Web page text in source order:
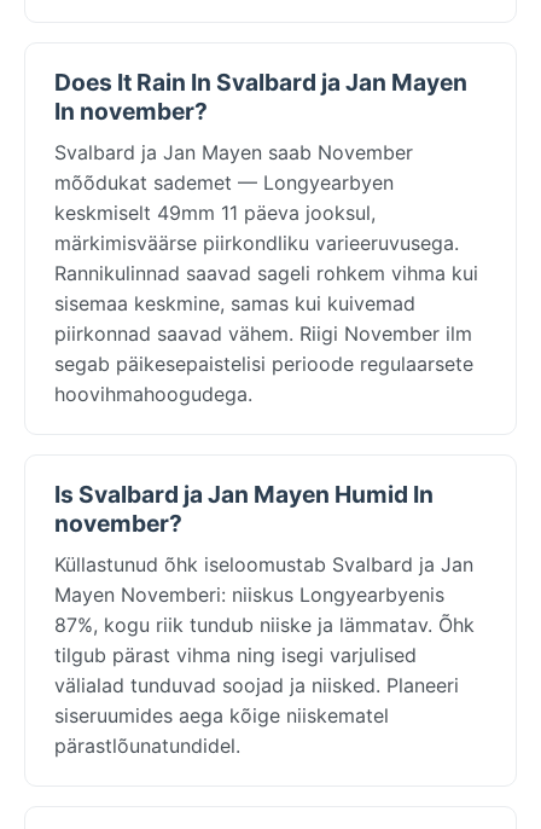
Does It Rain In Svalbard ja Jan Mayen
In november?
Svalbard ja Jan Mayen saab November
mõõdukat sademet — Longyearbyen
keskmiselt 49mm 11 päeva jooksul,
märkimisväärse piirkondliku varieeruvusega.
Rannikulinnad saavad sageli rohkem vihma kui
sisemaa keskmine, samas kui kuivemad
piirkonnad saavad vähem. Riigi November ilm
segab päikesepaistelisi perioode regulaarsete
hoovihmahoogudega.
Is Svalbard ja Jan Mayen Humid In
november?
Küllastunud õhk iseloomustab Svalbard ja Jan
Mayen Novemberi: niiskus Longyearbyenis
87%, kogu riik tundub niiske ja lämmatav. Õhk
tilgub pärast vihma ning isegi varjulised
välialad tunduvad soojad ja niisked. Planeeri
siseruumides aega kõige niiskematel
pärastlõunatundidel.